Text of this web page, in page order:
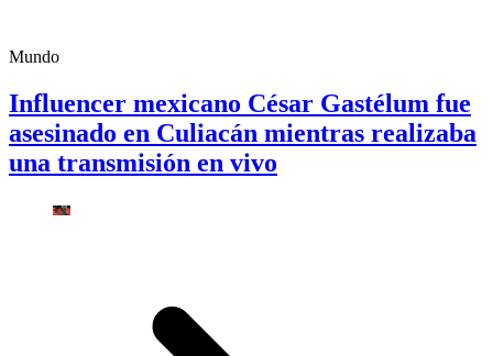
Mundo
Influencer mexicano César Gastélum fue
asesinado en Culiacán mientras realizaba
una transmisión en vivo